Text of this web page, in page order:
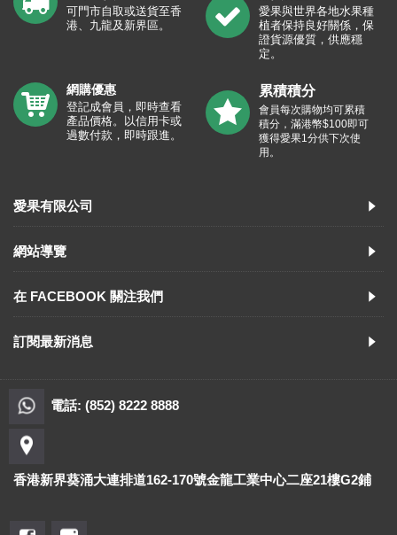
可門市自取或送貨至香
港、九龍及新界區。
愛果與世界各地水果種
植者保持良好關係，保
證貨源優質，供應穩
定。
網購優惠
登記成會員，即時查看
產品價格。以信用卡或
過數付款，即時跟進。
累積積分
會員每次購物均可累積
積分，滿港幣$100即可
獲得愛果1分供下次使
用。
愛果有限公司
網站導覽
在 FACEBOOK 關注我們
訂閱最新消息
電話: (852) 8222 8888
香港新界葵涌大連排道162-170號金龍工業中心二座21樓G2鋪